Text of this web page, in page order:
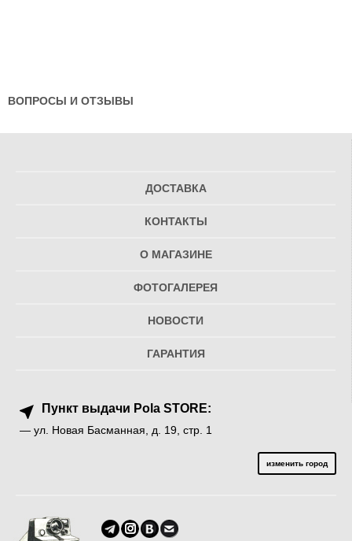
ВОПРОСЫ И ОТЗЫВЫ
ДОСТАВКА
КОНТАКТЫ
О МАГАЗИНЕ
ФОТОГАЛЕРЕЯ
НОВОСТИ
ГАРАНТИЯ
Пункт выдачи Pola STORE:
— ул. Новая Басманная, д. 19, стр. 1
изменить город